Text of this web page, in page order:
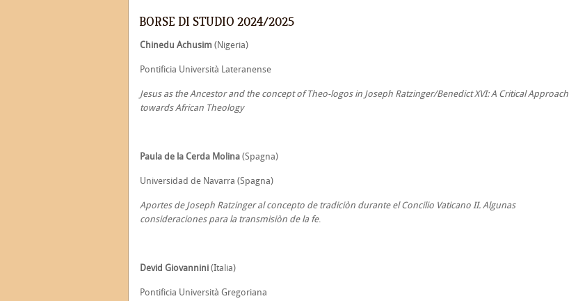
BORSE DI STUDIO 2024/2025
Chinedu Achusim (Nigeria)
Pontificia Università Lateranense
Jesus as the Ancestor and the concept of Theo-logos in Joseph Ratzinger/Benedict XVI: A Critical Approach
towards African Theology
Paula de la Cerda Molina (Spagna)
Universidad de Navarra (Spagna)
Aportes de Joseph Ratzinger al concepto de tradiciòn durante el Concilio Vaticano II. Algunas
consideraciones para la transmisiòn de la fe.
Devid Giovannini (Italia)
Pontificia Università Gregoriana